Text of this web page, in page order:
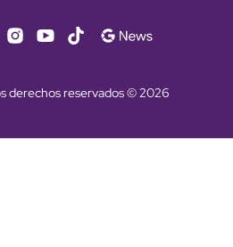
derechos reservados © 2026